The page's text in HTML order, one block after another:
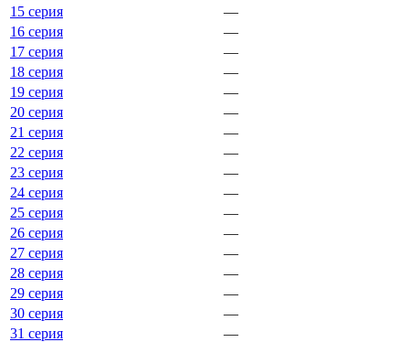
15 серия
—
16 серия
—
17 серия
—
18 серия
—
19 серия
—
20 серия
—
21 серия
—
22 серия
—
23 серия
—
24 серия
—
25 серия
—
26 серия
—
27 серия
—
28 серия
—
29 серия
—
30 серия
—
31 серия
—